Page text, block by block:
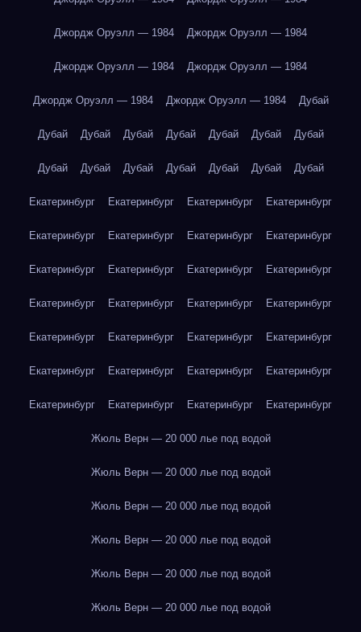
Джордж Оруэлл — 1984 Джордж Оруэлл — 1984
Джордж Оруэлл — 1984 Джордж Оруэлл — 1984
Джордж Оруэлл — 1984 Джордж Оруэлл — 1984 Дубай
Дубай Дубай Дубай Дубай Дубай Дубай Дубай
Дубай Дубай Дубай Дубай Дубай Дубай Дубай
Екатеринбург Екатеринбург Екатеринбург Екатеринбург
Екатеринбург Екатеринбург Екатеринбург Екатеринбург
Екатеринбург Екатеринбург Екатеринбург Екатеринбург
Екатеринбург Екатеринбург Екатеринбург Екатеринбург
Екатеринбург Екатеринбург Екатеринбург Екатеринбург
Екатеринбург Екатеринбург Екатеринбург Екатеринбург
Екатеринбург Екатеринбург Екатеринбург Екатеринбург
Жюль Верн — 20 000 лье под водой
Жюль Верн — 20 000 лье под водой
Жюль Верн — 20 000 лье под водой
Жюль Верн — 20 000 лье под водой
Жюль Верн — 20 000 лье под водой
Жюль Верн — 20 000 лье под водой